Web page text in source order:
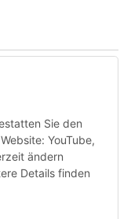
Sie den
YouTube,
ändern
Details finden